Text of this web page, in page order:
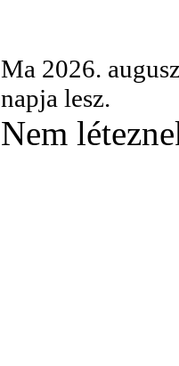
Ma 2026.
napja lesz.
Nem